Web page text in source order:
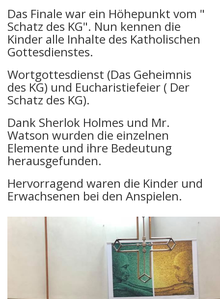
Das Finale war ein Höhepunkt vom "
Schatz des KG". Nun kennen die
Kinder alle Inhalte des Katholischen
Gottesdienstes.
Wortgottesdienst (Das Geheimnis
des KG) und Eucharistiefeier ( Der
Schatz des KG).
Dank Sherlok Holmes und Mr.
Watson wurden die einzelnen
Elemente und ihre Bedeutung
herausgefunden.
Hervorragend waren die Kinder und
Erwachsenen bei den Anspielen.